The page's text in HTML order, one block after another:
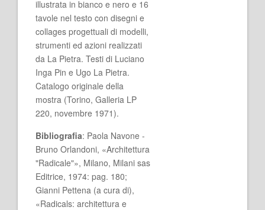
illustrata in bianco e nero e 16
tavole nel testo con disegni e
collages progettuali di modelli,
strumenti ed azioni realizzati
da La Pietra. Testi di Luciano
Inga Pin e Ugo La Pietra.
Catalogo originale della
mostra (Torino, Galleria LP
220, novembre 1971).
Bibliografia: Paola Navone -
Bruno Orlandoni, «Architettura
"Radicale"», Milano, Milani sas
Editrice, 1974: pag. 180;
Gianni Pettena (a cura di),
«Radicals: architettura e